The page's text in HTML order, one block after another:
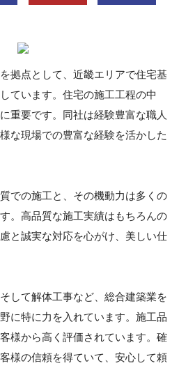
拠点として、近畿エリアで住宅基
ています。住宅の施工工程の中
重要です。同社は経験豊富な職人
な現場での豊富な経験を活かした
での施工と、その機動力は多くの
。高品質な施工実績はもちろんの
と誠実な対応を心がけ、美しい仕
して解体工事など、総合建築業を
に特に力を入れています。施工品
様から高く評価されています。確
様の信頼を得ていて、安心して頼